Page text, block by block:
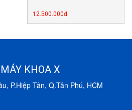
12.500.000đ
KHOA X
P.Hiệp Tân, Q.Tân Phú, HCM